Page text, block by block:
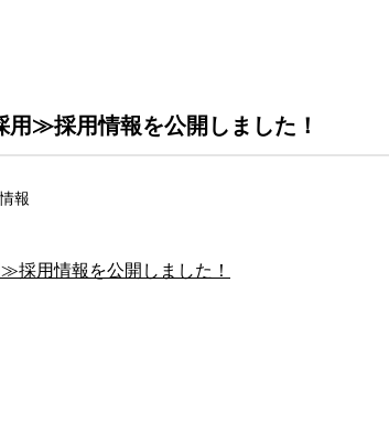
≫採用情報を公開しました！
報
採用情報を公開しました！